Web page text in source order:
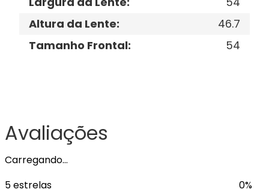
Altura da Lente:
46.7
Tamanho Frontal: 54
Avaliações
Carregando…
5 estrelas
0%